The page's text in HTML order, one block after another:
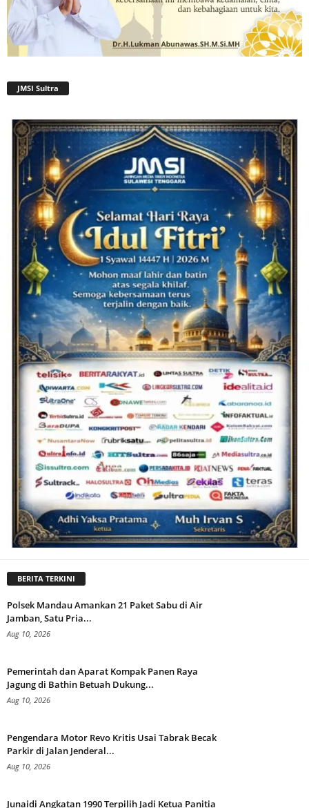
JMSI Sultra
BERITA TERKINI
Polsek Mandau Amankan 21 Paket Sabu di Air
Jamban, Satu Pria...
Aug 10, 2026
Pemerintah dan Aparat Kompak Panen Raya
Jagung di Bathin Betuah Dukung...
Aug 10, 2026
Pengendara Motor Revo Kritis Usai Tabrak Becak
Parkir di Jalan Jenderal...
Aug 10, 2026
Junaidi Angkatan 1990 Terpilih Jadi Ketua Panitia